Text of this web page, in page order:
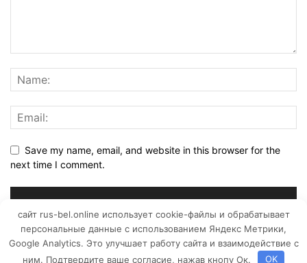
Save my name, email, and website in this browser for the
next time I comment.
сайт rus-bel.online использует cookie-файлы и обрабатывает
персональные данные с использованием Яндекс Метрики,
Google Analytics. Это улучшает работу сайта и взаимодействие с
ним. Подтвердите ваше согласие, нажав кнопу Ок.
OK